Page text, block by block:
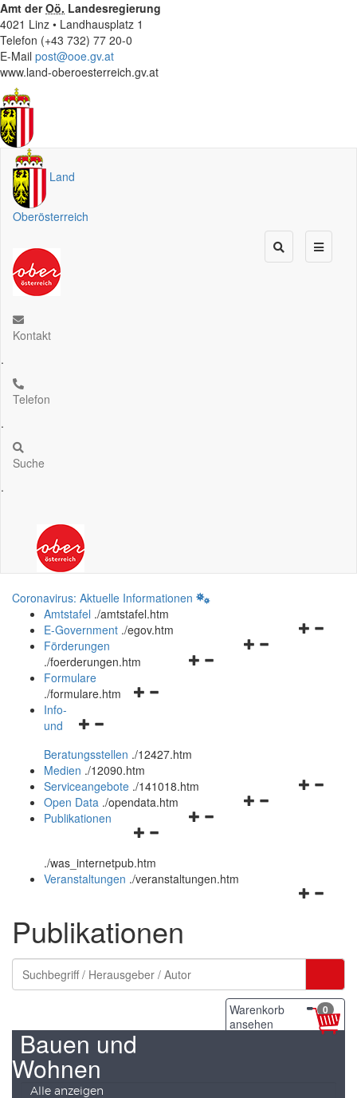
Amt derOö. Landesregierung
4021 Linz • Landhausplatz 1
Telefon (+43 732) 77 20-0
E-Mail post@ooe.gv.at
www.land-oberoesterreich.gv.at
Land
Oberösterreich
Kontakt
.
Telefon
.
Suche
.
Coronavirus: Aktuelle Informationen
Amtstafel ./amtstafel.htm
Navigationsmenü
E-Government ./egov.htm
Navigationsmenü
Förderungen
./foerderungen.htm
Navigationsmenü
Formulare
./formulare.htm
Navigationsmenü
und
schließen
Info-
und
Beratungsstellen ./12427.htm
Medien ./12090.htm
Navigationsmenü
Serviceangebote ./141018.htm
Navigationsmenü
Open Data ./opendata.htm
Navigationsmenü
und
schließen
Publikationen
./was_internetpub.htm
Veranstaltungen ./veranstaltungen.htm
Publikationen
Warenkorb
ansehen
0
Bauen und
Wohnen
Alle anzeigen